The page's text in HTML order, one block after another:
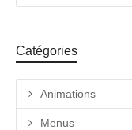
Catégories
Animations
Menus